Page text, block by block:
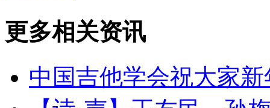
更多相关资讯
中国吉他学会祝大家